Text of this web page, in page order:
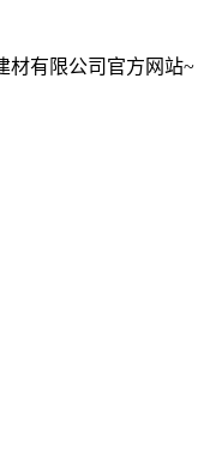
材有限公司官方网站~